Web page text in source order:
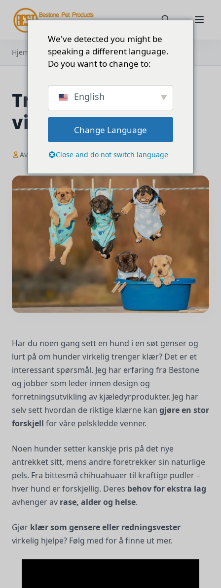
Hjem Blogg Trenger hunder virkelig klær?
Trenger hunder
virkelig klær?
Av Jessica 5. juni 2024 15 min å lese 2 811 ord
Har du noen gang sett en hund i en søt genser og
lurt på om hunder virkelig trenger klær? Det er et
interessant spørsmål. Jeg har erfaring fra Bestone
og jobber som leder innen design og
forretningsutvikling av kjæledyrprodukter. Jeg har
selv sett hvordan de riktige klærne kan gjøre en stor
forskjell for våre pelskledde venner.
Noen hunder setter kanskje pris på det nye
antrekket sitt, mens andre foretrekker sin naturlige
pels. Fra bittesmå chihuahuaer til kraftige pudler –
hver hund er forskjellig. Deres behov for ekstra lag
avhenger av rase, alder og helse.
Gjør klær som gensere eller redningsvester
virkelig hjelpe? Følg med for å finne ut mer.
We've detected you might be
speaking a different language.
Do you want to change to:
English
Change Language
Close and do not switch language